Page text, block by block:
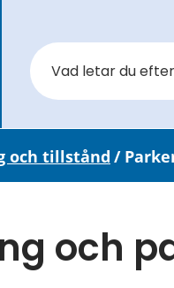
och tillstånd /
och